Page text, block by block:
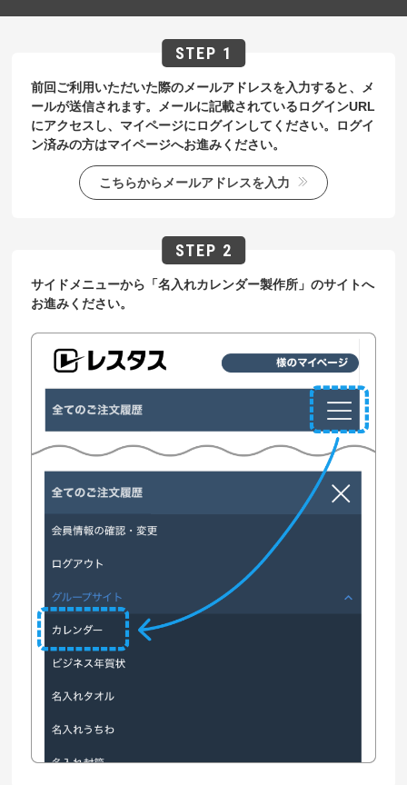
前回ご利用いただいた際のメールアドレスを入力すると、メ
ールが送信されます。メールに記載されているログインURL
にアクセスし、マイページにログインしてください。ログイ
ン済みの方はマイページへお進みください。
こちらからメールアドレスを入力
サイドメニューから「名入れカレンダー製作所」のサイトへ
お進みください。